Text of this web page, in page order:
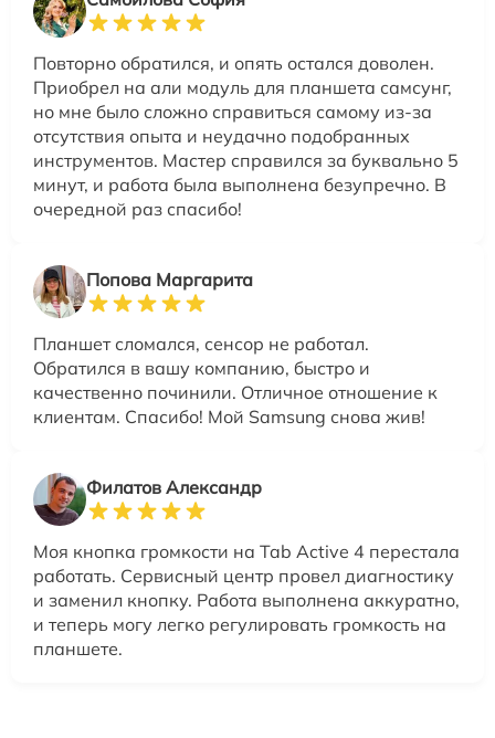
Повторно обратился, и опять остался доволен.
Приобрел на али модуль для планшета самсунг,
но мне было сложно справиться самому из-за
отсутствия опыта и неудачно подобранных
инструментов. Мастер справился за буквально 5
минут, и работа была выполнена безупречно. В
очередной раз спасибо!
Попова Маргарита
Планшет сломался, сенсор не работал.
Обратился в вашу компанию, быстро и
качественно починили. Отличное отношение к
клиентам. Спасибо! Мой Samsung снова жив!
Филатов Александр
Моя кнопка громкости на Tab Active 4 перестала
работать. Сервисный центр провел диагностику
и заменил кнопку. Работа выполнена аккуратно,
и теперь могу легко регулировать громкость на
планшете.